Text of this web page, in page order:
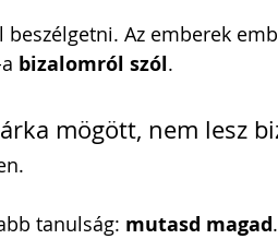
beszélgetni. Az emberek
bizalomról szól.
mögött, nem lesz
tanulság: mutasd magad